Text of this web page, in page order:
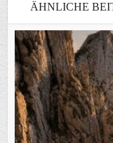
ÄHNLICHE